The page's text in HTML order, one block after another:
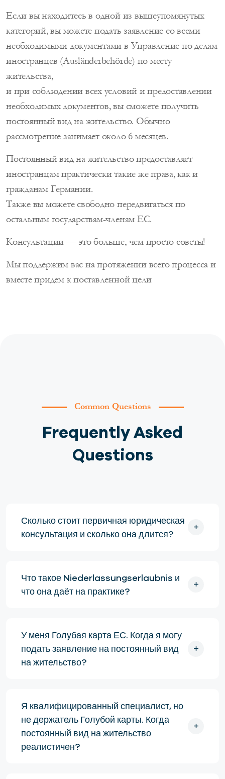
Если вы находитесь в одной из вышеупомянутых
категорий, вы можете подать заявление со всеми
необходимыми документами в Управление по делам
иностранцев (Ausländerbehörde) по месту
жительства,
и при соблюдении всех условий и предоставлении
необходимых документов, вы сможете получить
постоянный вид на жительство. Обычно
рассмотрение занимает около 6 месяцев.
Постоянный вид на жительство предоставляет
иностранцам практически такие же права, как и
гражданам Германии.
Также вы можете свободно передвигаться по
остальным государствам-членам ЕС.
Консультации — это больше, чем просто советы!
Мы поддержим вас на протяжении всего процесса и
вместе придем к поставленной цели
Common Questions
Frequently Asked
Questions
Сколько стоит первичная юридическая
консультация и сколько она длится?
Что такое Niederlassungserlaubnis и
что она даёт на практике?
У меня Голубая карта ЕС. Когда я могу
подать заявление на постоянный вид
на жительство?
Я квалифицированный специалист, но
не держатель Голубой карты. Когда
постоянный вид на жительство
реалистичен?